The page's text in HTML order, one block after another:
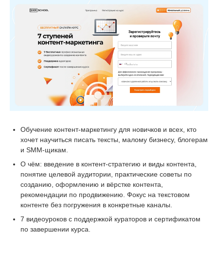
Обучение контент-маркетингу для новичков и всех, кто
хочет научиться писать тексты, малому бизнесу, блогерам
и SMM-щикам.
О чём: введение в контент-стратегию и виды контента,
понятие целевой аудитории, практические советы по
созданию, оформлению и вёрстке контента,
рекомендации по продвижению. Фокус на текстовом
контенте без погружения в конкретные каналы.
7 видеоуроков с поддержкой кураторов и сертификатом
по завершении курса.